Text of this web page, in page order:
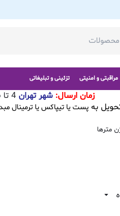
مراقبتی و امنیتی تزئینی و تبلیغاتی
زمان ارسال:شهر تهران 4 تا 6 ساعت کاری
بهپست یا تیپاکس یا ترمینال
مترها